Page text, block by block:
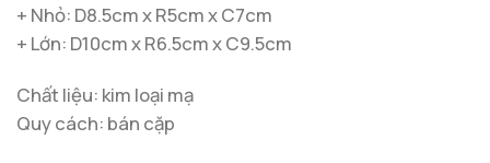
+ Nhỏ: D8.5cm x R5cm x C7cm
+ Lớn: D10cm x R6.5cm x C9.5cm
Chất liệu: kim loại mạ
Quy cách: bán cặp